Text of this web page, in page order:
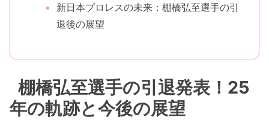
新日本プロレスの未来：棚橋弘至選手の引
退後の展望
棚橋弘至選手の引退発表！25
年の軌跡と今後の展望